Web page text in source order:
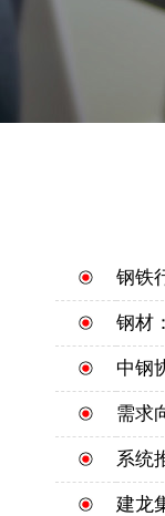
钢铁
钢材
中钢
需求
系统
建龙